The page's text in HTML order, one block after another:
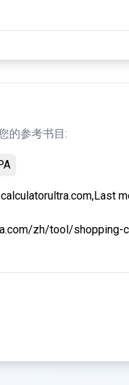
的参考书目:
zh/tool/shopping-